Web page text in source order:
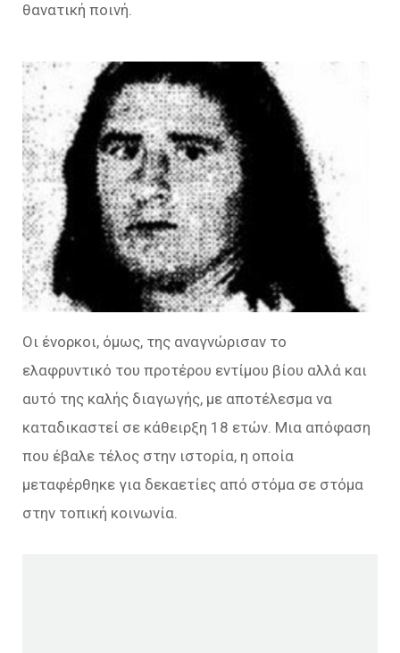
θανατική ποινή.
Οι ένορκοι, όμως, της αναγνώρισαν το
ελαφρυντικό του προτέρου εντίμου βίου αλλά και
αυτό της καλής διαγωγής, με αποτέλεσμα να
καταδικαστεί σε κάθειρξη 18 ετών. Μια απόφαση
που έβαλε τέλος στην ιστορία, η οποία
μεταφέρθηκε για δεκαετίες από στόμα σε στόμα
στην τοπική κοινωνία.